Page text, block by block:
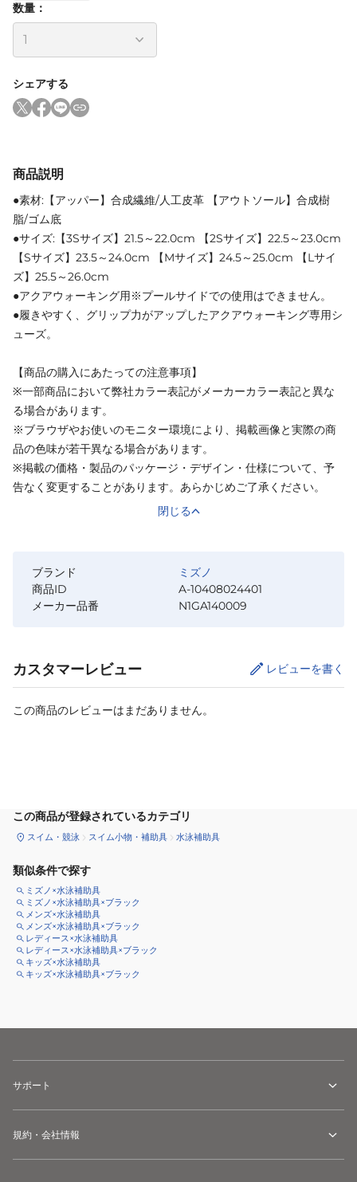
数量：
シェアする
商品説明
●素材:【アッパー】合成繊維/人工皮革 【アウトソール】合成樹
脂/ゴム底
●サイズ:【3Sサイズ】21.5～22.0cm 【2Sサイズ】22.5～23.0cm
【Sサイズ】23.5～24.0cm 【Mサイズ】24.5～25.0cm 【Lサイ
ズ】25.5～26.0cm
●アクアウォーキング用※プールサイドでの使用はできません。
●履きやすく、グリップ力がアップしたアクアウォーキング専用シ
ューズ。
【商品の購入にあたっての注意事項】
※一部商品において弊社カラー表記がメーカーカラー表記と異な
る場合があります。
※ブラウザやお使いのモニター環境により、掲載画像と実際の商
品の色味が若干異なる場合があります。
※掲載の価格・製品のパッケージ・デザイン・仕様について、予
告なく変更することがあります。あらかじめご了承ください。
閉じる
ブランド
ミズノ
商品ID
A-10408024401
メーカー品番
N1GA140009
カスタマーレビュー レビューを書く
この商品のレビューはまだありません。
この商品が登録されているカテゴリ
スイム・競泳 スイム小物・補助具 水泳補助具
類似条件で探す
ミズノ×水泳補助具
ミズノ×水泳補助具×ブラック
メンズ×水泳補助具
メンズ×水泳補助具×ブラック
レディース×水泳補助具
レディース×水泳補助具×ブラック
キッズ×水泳補助具
キッズ×水泳補助具×ブラック
サポート
規約・会社情報